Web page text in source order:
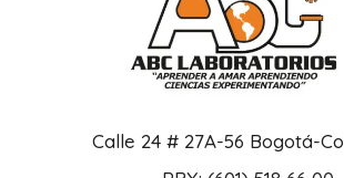
Calle 24 # 27A-56 Bogotá-